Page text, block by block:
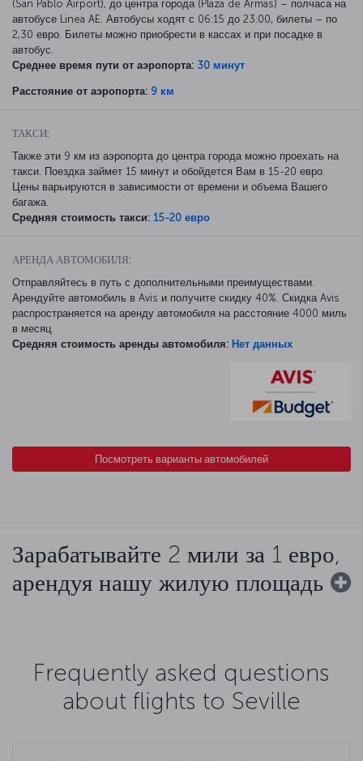
(San Pablo Airport), до центра города (Plaza de Armas) – полчаса на
автобусе Linea AE. Автобусы ходят с 06:15 до 23:00, билеты – по
2,30 евро. Билеты можно приобрести в кассах и при посадке в
автобус.
Среднее время пути от аэропорта: 30 минут
Расстояние от аэропорта: 9 км
ТАКСИ:
Также эти 9 км из аэропорта до центра города можно проехать на
такси. Поездка займет 15 минут и обойдется Вам в 15-20 евро.
Цены варьируются в зависимости от времени и объема Вашего
багажа.
Средняя стоимость такси: 15-20 евро
АРЕНДА АВТОМОБИЛЯ:
Отправляйтесь в путь с дополнительными преимуществами.
Арендуйте автомобиль в Avis и получите скидку 40%. Скидка Avis
распространяется на аренду автомобиля на расстояние 4000 миль
в месяц.
Средняя стоимость аренды автомобиля: Нет данных
Посмотреть варианты автомобилей
Зарабатывайте 2 мили за 1 евро,
арендуя нашу жилую площадь
Frequently asked questions
about flights to Seville